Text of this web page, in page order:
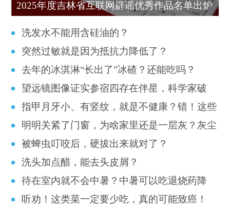
2025年度吉林省互联网辟谣优秀作品名单出炉
洗发水不能用含硅油的？
突然过敏就是因为抵抗力降低了？
去年的冰淇淋“长出了”冰碴？还能吃吗？
望远镜图像证实参宿四存在伴星，科学家破
解“肩章星”世纪之谜
指甲月牙小、有竖纹，就是不健康？错！这些
真相一定要知道
明明关紧了门窗，为啥家里还是一层灰？灰尘
到底哪里来的啊啊啊……
被蜱虫叮咬后，硬拔出来就对了？
洗头加点醋，能去头皮屑？
待在室内就不会中暑？中暑可以吃退烧药降
温？这 8 个关于中暑的误区，你中招了吗？
听劝！这类菜一定要少吃，真的可能致癌！